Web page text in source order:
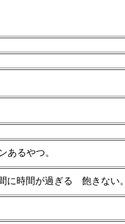
あるやつ。
に時間が過ぎる 飽きない。